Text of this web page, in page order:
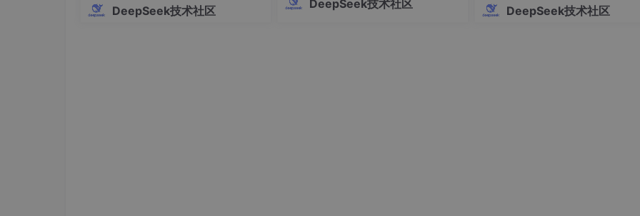
黄色的蘑菇按钮用于切换关卡，巨大的问号方块是生成语音的触发按钮，各种滑块和输入框都设计成了游戏中的
DeepSeek技术社区
模型存在文献编造、格式不规范等致命
DeepSeek技术社区
DeepSeek技术社区